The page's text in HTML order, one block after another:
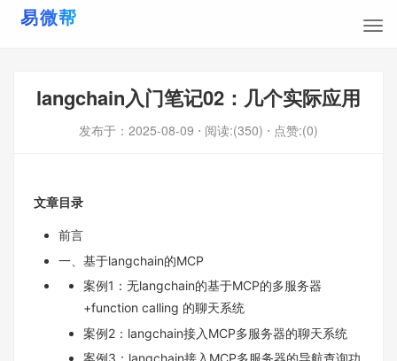
langchain入门笔记02：几个实际应用
发布于： 2025-08-09 ⋅ 阅读:(350) ⋅ 点赞:(0)
文章目录
前言
一、基于langchain的MCP
案例1：无langchain的基于MCP的多服务器
+function calling 的聊天系统
案例2：langchain接入MCP多服务器的聊天系统
案例3：langchain接入MCP多服务器的导航查询功